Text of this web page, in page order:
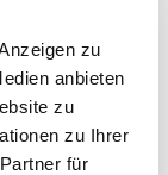
zu
anbieten
zu
zu Ihrer
für